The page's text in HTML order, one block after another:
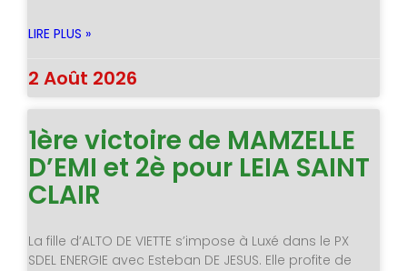
LIRE PLUS »
2 Août 2026
1ère victoire de MAMZELLE
D’EMI et 2è pour LEIA SAINT
CLAIR
La fille d’ALTO DE VIETTE s’impose à Luxé dans le PX
SDEL ENERGIE avec Esteban DE JESUS. Elle profite de